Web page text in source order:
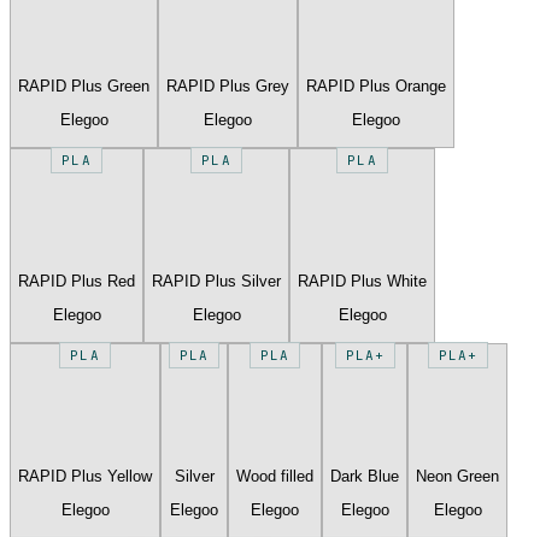
RAPID Plus Green
Elegoo
RAPID Plus Grey
Elegoo
RAPID Plus Orange
Elegoo
PLA
RAPID Plus Red
Elegoo
PLA
RAPID Plus Silver
Elegoo
PLA
RAPID Plus White
Elegoo
PLA
RAPID Plus Yellow
Elegoo
PLA
Silver
Elegoo
PLA
Wood filled
Elegoo
PLA+
Dark Blue
Elegoo
PLA+
Neon Green
Elegoo